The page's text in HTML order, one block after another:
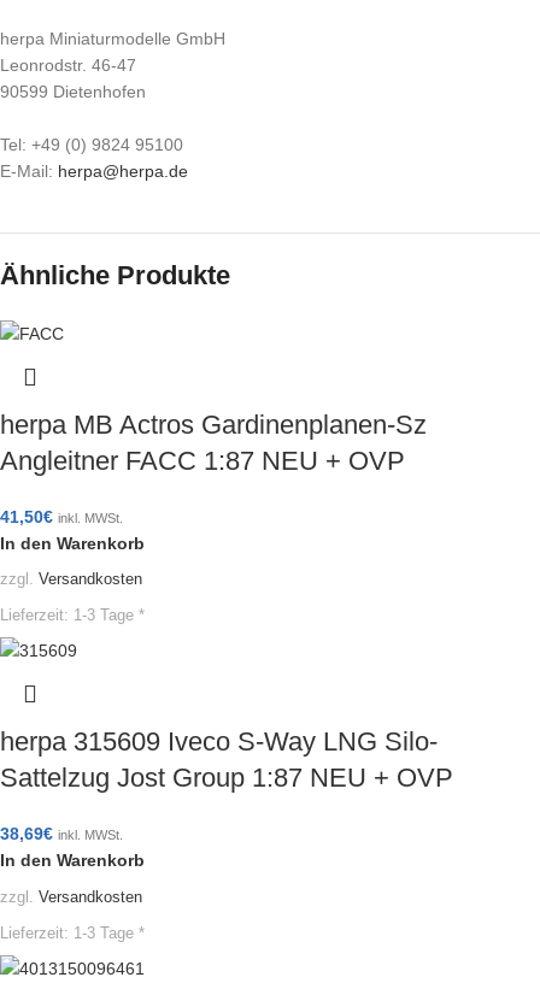
herpa Miniaturmodelle GmbH
Leonrodstr. 46-47
90599 Dietenhofen
Tel: +49 (0) 9824 95100
E-Mail: herpa@herpa.de
Ähnliche Produkte
herpa MB Actros Gardinenplanen-Sz
Angleitner FACC 1:87 NEU + OVP
41,50€ inkl. MWSt.
In den Warenkorb
zzgl. Versandkosten
Lieferzeit: 1-3 Tage *
herpa 315609 Iveco S-Way LNG Silo-
Sattelzug Jost Group 1:87 NEU + OVP
38,69€ inkl. MWSt.
In den Warenkorb
zzgl. Versandkosten
Lieferzeit: 1-3 Tage *